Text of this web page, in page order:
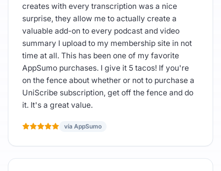
creates with every transcription was a nice
surprise, they allow me to actually create a
valuable add-on to every podcast and video
summary I upload to my membership site in not
time at all. This has been one of my favorite
AppSumo purchases. I give it 5 tacos! If you're
on the fence about whether or not to purchase a
UniScribe subscription, get off the fence and do
it. It's a great value.
vía AppSumo